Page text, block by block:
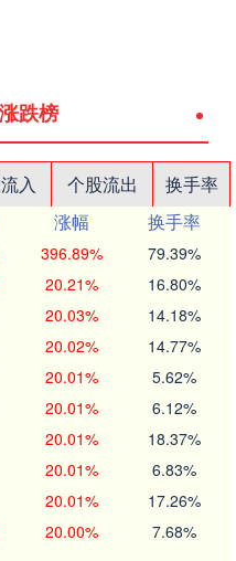
跌榜
入 个股流出
换手率
涨幅
换手率
396.89% 79.39%
20.21% 16.80%
20.03% 14.18%
20.02% 14.77%
20.01% 5.62%
20.01% 6.12%
20.01% 18.37%
20.01% 6.83%
20.01% 17.26%
20.00% 7.68%